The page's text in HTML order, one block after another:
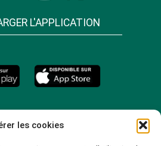
les cookies
L'APPLICATION